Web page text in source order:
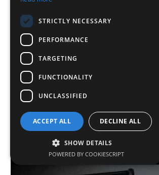
Neue automatische Kuchenpaste-
STRICTLY NECESSARY
PERFORMANCE
TARGETING
FUNCTIONALITY
UNCLASSIFIED
ACCEPT ALL DECLINE ALL
SHOW DETAILS
POWERED BY COOKIESCRIPT